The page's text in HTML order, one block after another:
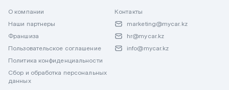
О компании
Наши партнеры
Франшиза
Пользовательское соглашение
Политика конфиденциальности
Сбор и обработка персональных
данных
Контакты
marketing@mycar.kz
hr@mycar.kz
info@mycar.kz